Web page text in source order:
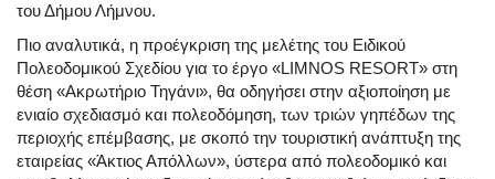
του Δήμου Λήμνου.
Πιο αναλυτικά, η προέγκριση της μελέτης του Ειδικού
Πολεοδομικού Σχεδίου για το έργο «LIMNOS RESORT» στη
θέση «Ακρωτήριο Τηγάνι», θα οδηγήσει στην αξιοποίηση με
ενιαίο σχεδιασμό και πολεοδόμηση, των τριών γηπέδων της
περιοχής επέμβασης, με σκοπό την τουριστική ανάπτυξη της
εταιρείας «Άκτιος Απόλλων», ύστερα από πολεοδομικό και